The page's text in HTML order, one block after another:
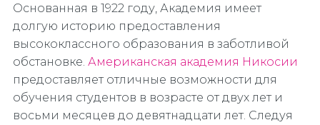
Основанная в 1922 году, Академия имеет
долгую историю предоставления
высококлассного образования в заботливой
обстановке. Американская академия Никосии
предоставляет отличные возможности для
обучения студентов в возрасте от двух лет и
восьми месяцев до девятнадцати лет. Следуя